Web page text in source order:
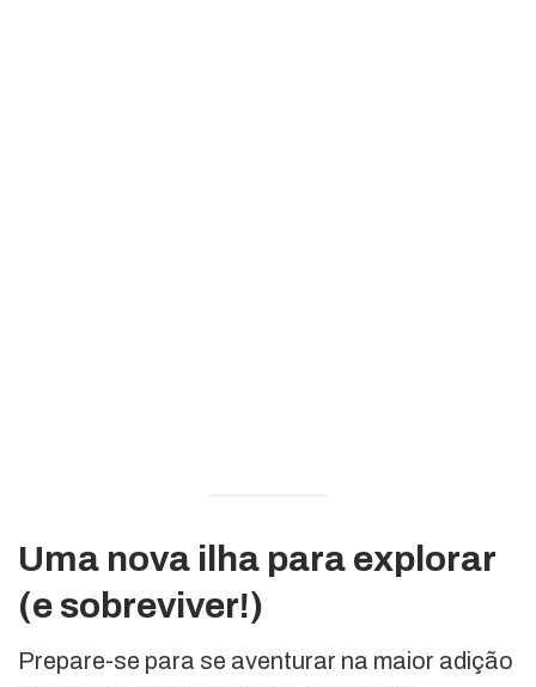
Uma nova ilha para explorar
(e sobreviver!)
Prepare-se para se aventurar na maior adição